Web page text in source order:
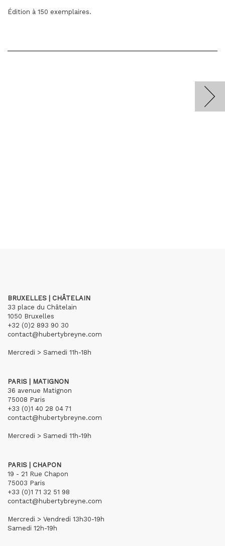
Édition à 150 exemplaires.
BRUXELLES | CHÂTELAIN
33 place du Châtelain
1050 Bruxelles
+32 (0)2 893 90 30
contact@hubertybreyne.com
Mercredi > Samedi 11h-18h
PARIS | MATIGNON
36 avenue Matignon
75008 Paris
+33 (0)1 40 28 04 71
contact@hubertybreyne.com
Mercredi > Samedi 11h-19h
PARIS | CHAPON
19 - 21 Rue Chapon
75003 Paris
+33 (0)1 71 32 51 98
contact@hubertybreyne.com
Mercredi > Vendredi 13h30-19h
Samedi 12h-19h